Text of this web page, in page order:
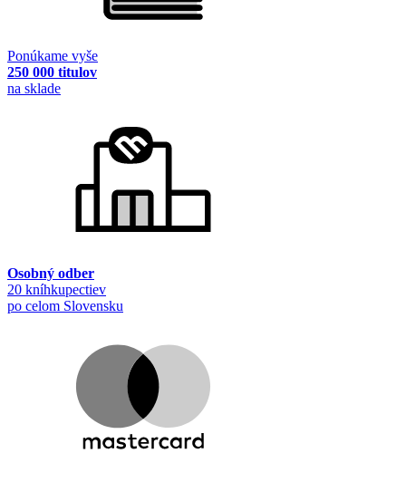
Ponúkame vyše
250 000 titulov
na sklade
Osobný odber
20 kníhkupectiev
po celom Slovensku